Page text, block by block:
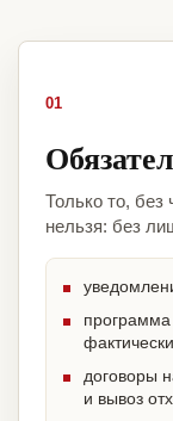
01
Только то, без
нельзя: без
программа
договоры
и вывоз